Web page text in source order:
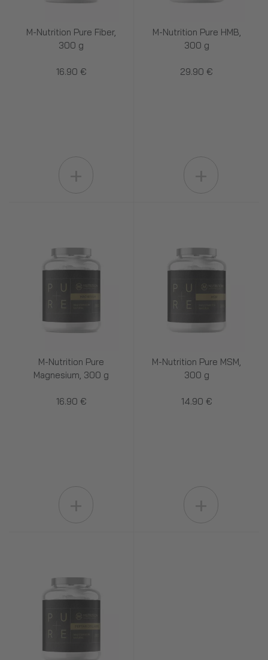
M-Nutrition Pure Fiber,
300 g
16.90 €
M-Nutrition Pure HMB,
300 g
29.90 €
M-Nutrition Pure
Magnesium, 300 g
16.90 €
M-Nutrition Pure MSM,
300 g
14.90 €